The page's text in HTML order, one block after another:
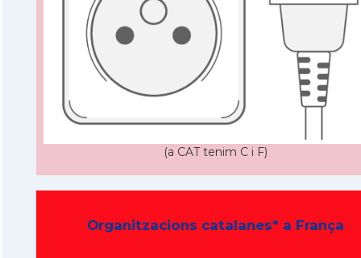
(a CAT tenim C i F)
Organitzacions catalanes* a França